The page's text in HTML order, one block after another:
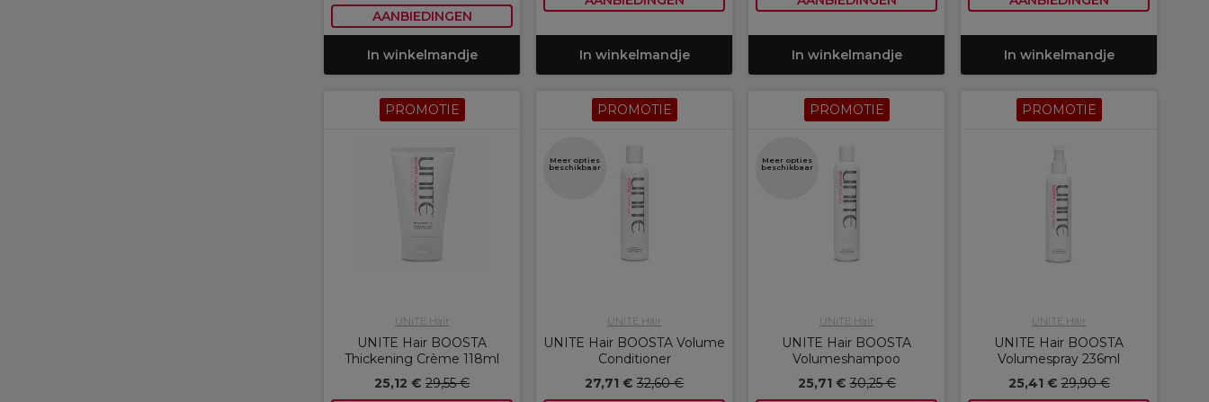
AANBIEDINGEN
In winkelmandje In winkelmandje In winkelmandje In winkelmandje
PROMOTIE
UNITE Hair
UNITE Hair BOOSTA
Thickening Crème 118ml
25,12 € 29,55 €
PROMOTIE
Meer opties
beschikbaar
UNITE Hair
UNITE Hair BOOSTA Volume
Conditioner
27,71 € 32,60 €
PROMOTIE
Meer opties
beschikbaar
UNITE Hair
UNITE Hair BOOSTA
Volumeshampoo
25,71 €30,25 €
PROMOTIE
UNITE Hair
UNITE Hair BOOSTA
Volumespray 236ml
25,41 €29,90 €